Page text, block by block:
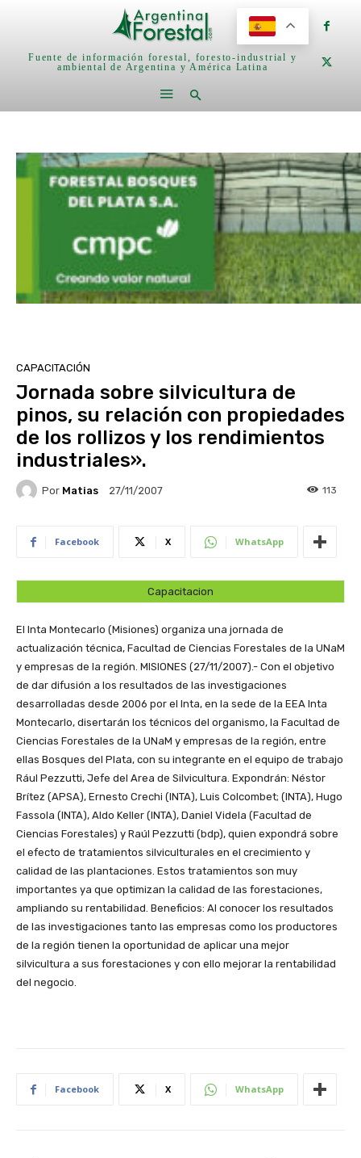
Fuente de información forestal, foresto-industrial y
ambiental de Argentina y América Latina
CAPACITACIÓN
Jornada sobre silvicultura de
pinos, su relación con propiedades
de los rollizos y los rendimientos
industriales».
Por Matias 27/11/2007 113
Facebook X WhatsApp
Capacitacion
El Inta Montecarlo (Misiones) organiza una jornada de
actualización técnica, Facultad de Ciencias Forestales de la UNaM
y empresas de la región. MISIONES (27/11/2007).- Con el objetivo
de dar difusión a los resultados de las investigaciones
desarrolladas desde 2006 por el Inta, en la sede de la EEA Inta
Montecarlo, disertarán los técnicos del organismo, la Facultad de
Ciencias Forestales de la UNaM y empresas de la región, entre
ellas Bosques del Plata, con su integrante en el equipo de trabajo
Rául Pezzutti, Jefe del Area de Silvicultura. Expondrán: Néstor
Brítez (APSA), Ernesto Crechi (INTA), Luis Colcombet; (INTA), Hugo
Fassola (INTA), Aldo Keller (INTA), Daniel Videla (Facultad de
Ciencias Forestales) y Raúl Pezzutti (bdp), quien expondrá sobre
el efecto de tratamientos silviculturales en el crecimiento y
calidad de las plantaciones. Estos tratamientos son muy
importantes ya que optimizan la calidad de las forestaciones,
ampliando su rentabilidad. Beneficios: Al conocer los resultados
de las investigaciones tanto las empresas como los productores
de la región tienen la oportunidad de aplicar una mejor
silvicultura a sus forestaciones y con ello mejorar la rentabilidad
del negocio.
Facebook X WhatsApp